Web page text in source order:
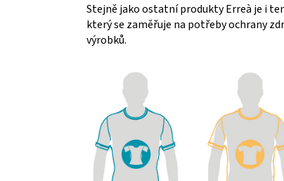
Stejně jako ostatní produkty Erreà je i
který se zaměřuje na potřeby ochrany
výrobků.